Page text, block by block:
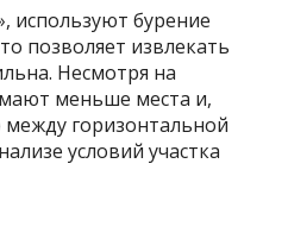
используют бурение
позволяет извлекать
Несмотря на
меньше места и,
горизонтальной
условий участка